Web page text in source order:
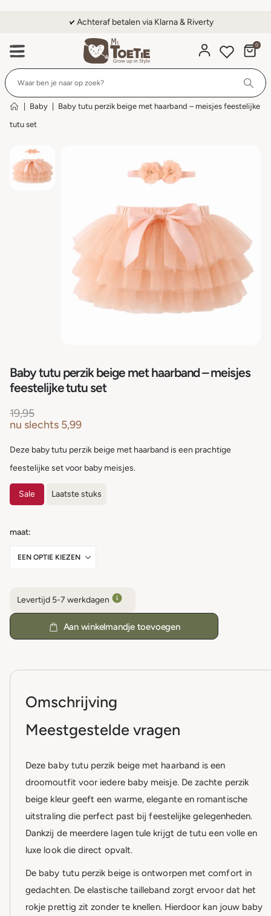
Achteraf betalen via Klarna & Riverty
0
Baby
Baby tutu perzik beige met haarband – meisjes feestelijke
tutu set
Baby tutu perzik beige met haarband – meisjes
feestelijke tutu set
19,95
nu slechts 5,99
Deze baby tutu perzik beige met haarband is een prachtige
feestelijke set voor baby meisjes.
Sale Laatste stuks
maat
Levertijd 5-7 werkdagen
Aan winkelmandje toevoegen
Omschrijving
Meestgestelde vragen
Deze baby tutu perzik beige met haarband is een
droomoutfit voor iedere baby meisje. De zachte perzik
beige kleur geeft een warme, elegante en romantische
uitstraling die perfect past bij feestelijke gelegenheden.
Dankzij de meerdere lagen tule krijgt de tutu een volle en
luxe look die direct opvalt.
De baby tutu perzik beige is ontworpen met comfort in
gedachten. De elastische tailleband zorgt ervoor dat het
rokje prettig zit zonder te knellen. Hierdoor kan jouw baby